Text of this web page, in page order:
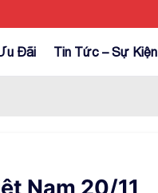
Đãi Tin Tức – Sự Kiện
Nam 20/11